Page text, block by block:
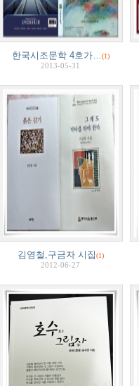
한국시조문학 4호가…(1)
2013-05-31
김영철,구금자 시집(1)
2012-06-27